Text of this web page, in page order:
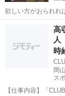
欲しい方がおられれ
岡山市
高
人
時
岡
ス
【仕事内容】「